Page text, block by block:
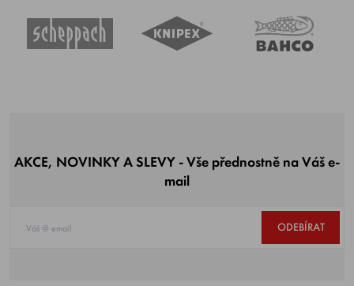
AKCE, NOVINKY A SLEVY - Vše přednostně na Váš e-
mail
ODEBÍRAT